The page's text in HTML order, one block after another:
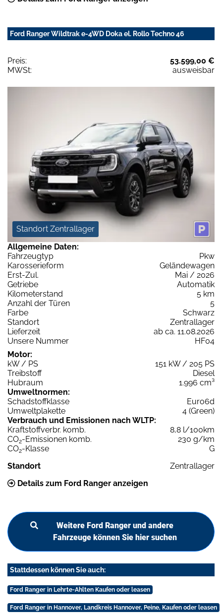
Ford Ranger Wildtrak e-4WD Doka el. Rollo Techno 46
Preis:
53.599,00 €
MWSt:
ausweisbar
Standort Zentrallager
Allgemeine Daten:
Fahrzeugtyp
Pkw
Karosserieform
Geländewagen
Erst-Zul.
Mai / 2026
Getriebe
Automatik
Kilometerstand
5 km
Anzahl der Türen
5
Farbe
Schwarz
Standort
Zentrallager
Lieferzeit
ab ca. 11.08.2026
Unsere Nummer
HF04
Motor:
kW / PS
151 kW / 205 PS
Treibstoff
Diesel
Hubraum
1.996 cm³
Umweltnormen:
Schadstoffklasse
Euro6d
Umweltplakette
4 (Green)
Verbrauch und Emissionen nach WLTP:
Kraftstoffverbr. komb.
8,8 l/100km
CO2-Emissionen komb.
230 g/km
CO2-Klasse
G
Standort
Zentrallager
Details zum Ford Ranger anzeigen
Weitere Ford Ranger und andere
Fahrzeuge können Sie hier suchen
Stattdessen können Sie auch:
Ford Ranger in Lehrte-Ahlten Kaufen oder leasen
Ford Ranger in Hannover, Landkreis Hannover, Peine, Kaufen oder leasen